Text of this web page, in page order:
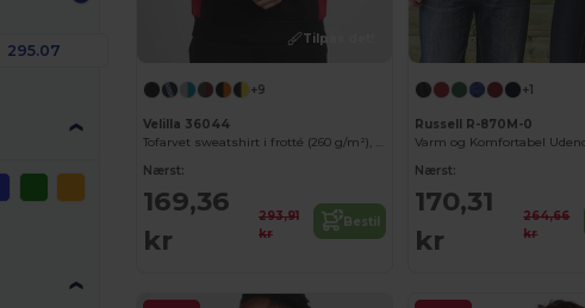
Tilpas det!
+9
Velilla 36044
Tofarvet sweatshirt i frotté (260 g/m²), i polyester (65 %) og bomuld (35 %)
Nærst:
169,36
kr
293,91
kr
Bestil
+1
Russell R-870M-0
Nærst:
170,31
kr
264,66
kr